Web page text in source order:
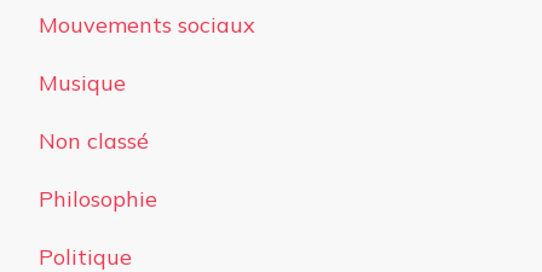
Mouvements sociaux
Musique
Non classé
Philosophie
Politique